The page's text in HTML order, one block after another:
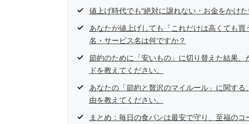
値上げ時代でも“絶対に譲れない・お金をかけ
あなたが値上げしても「これだけは高くても
名・サービス名は何ですか？
節約のために「安いもの」に切り替えた結果
ドを教えてください。
あなたの「節約と贅沢のマイルール」に関す
由を教えてください。
まとめ：毎日の食パンは最安で守り、至福のコ